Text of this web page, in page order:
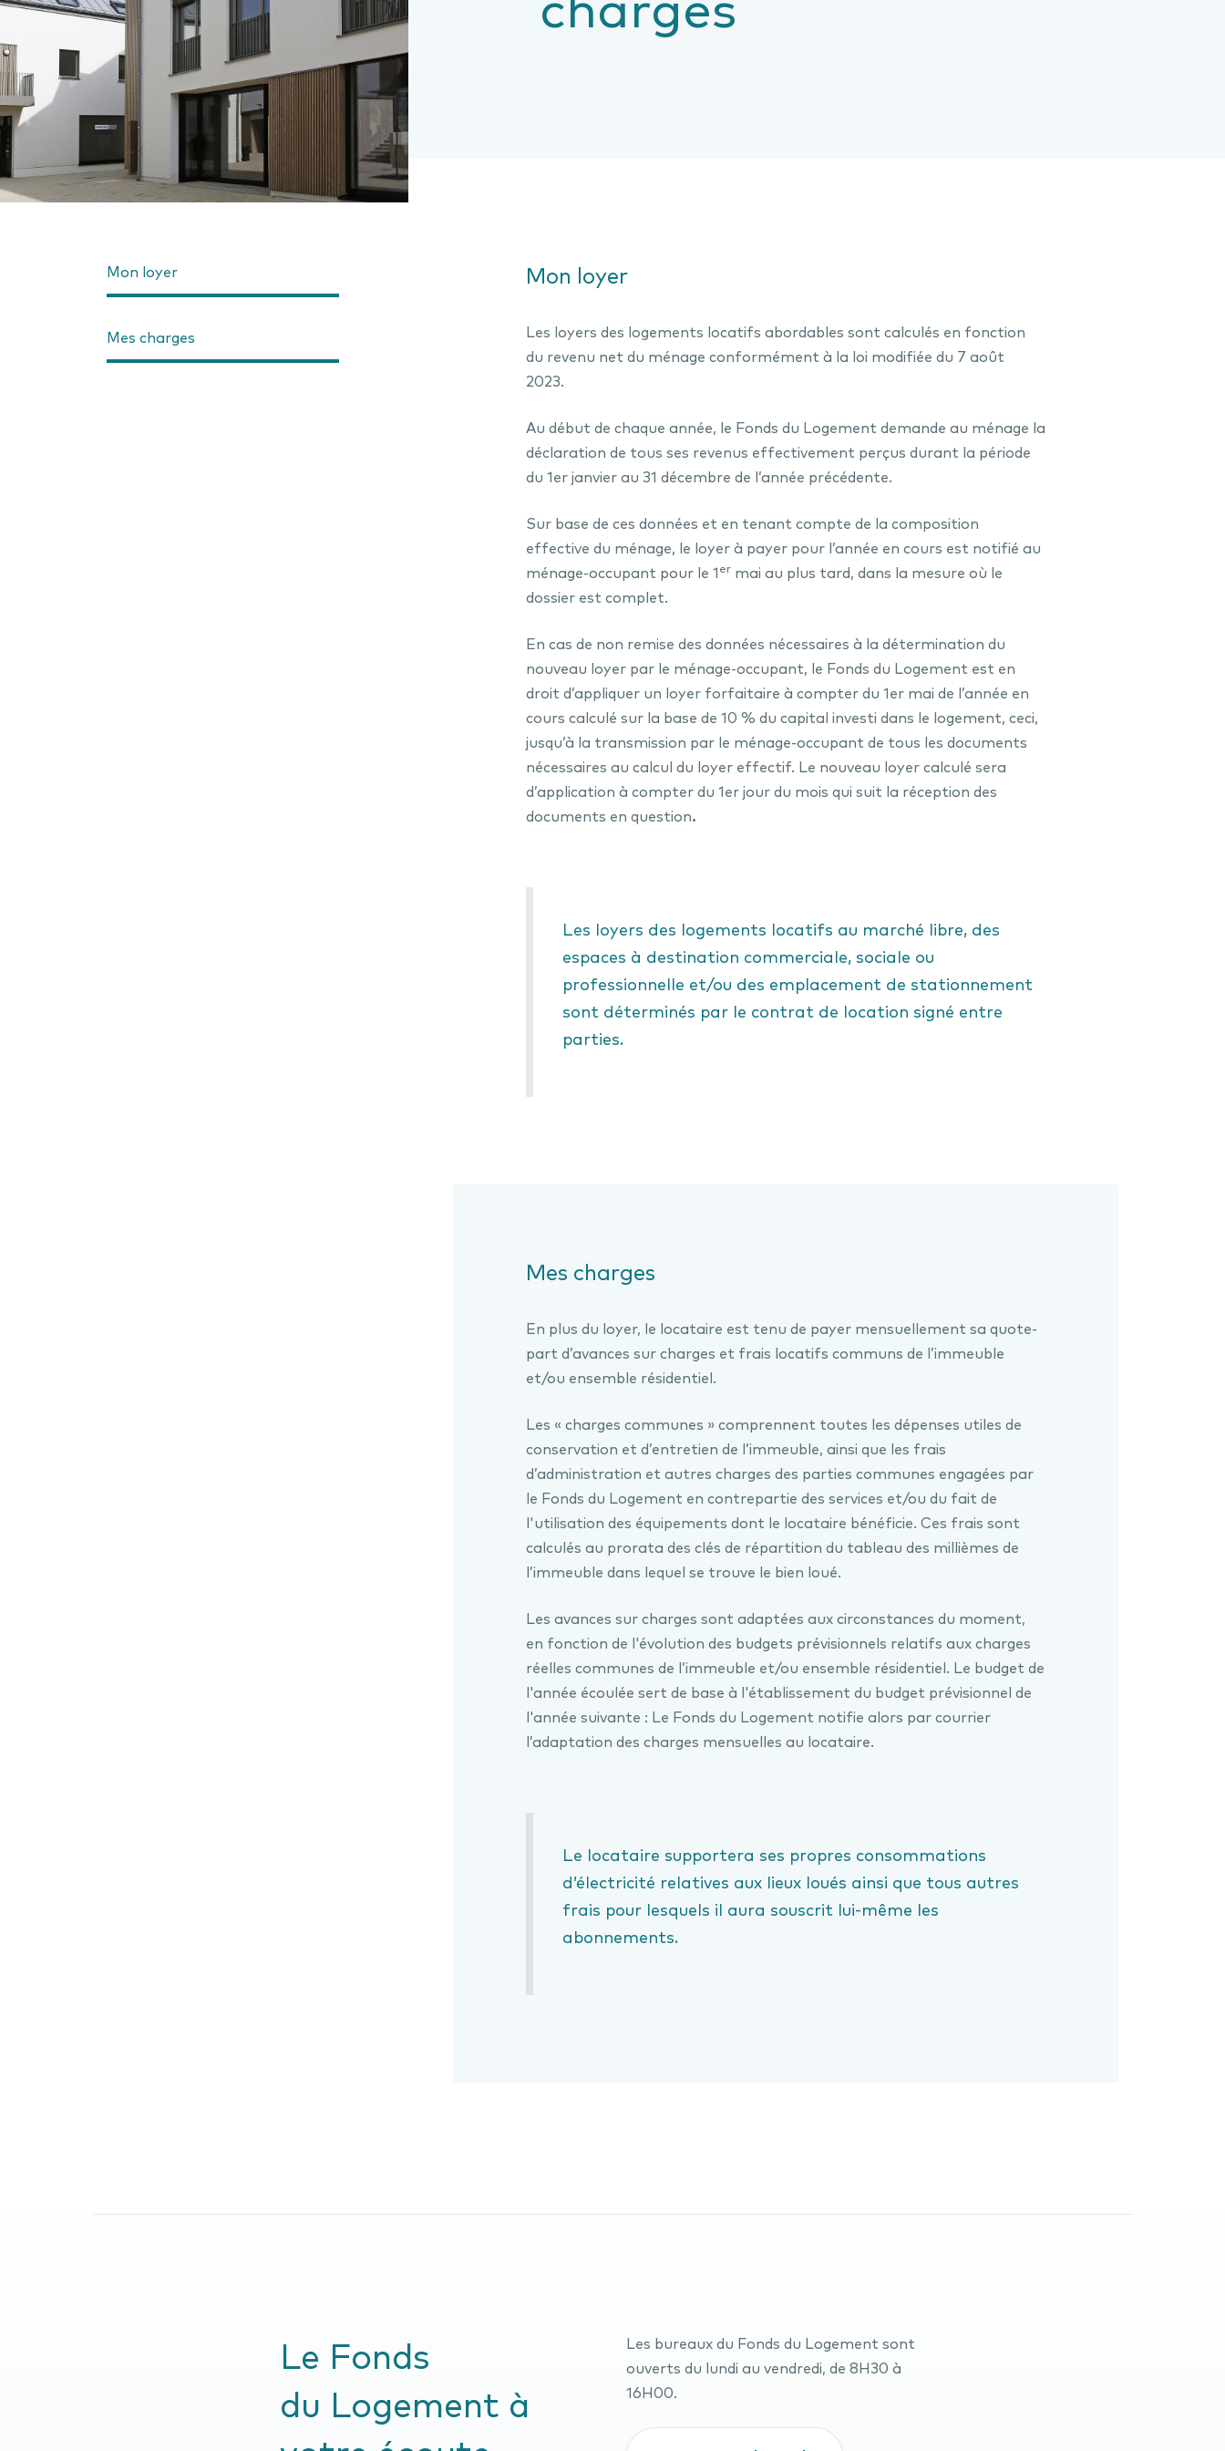
Mon loyer
Mes charges
Mon loyer
Les loyers des logements locatifs abordables sont calculés en fonction
du revenu net du ménage conformément à la loi modifiée du 7 août
2023.
Au début de chaque année, le Fonds du Logement demande au ménage la
déclaration de tous ses revenus effectivement perçus durant la période
du 1er janvier au 31 décembre de l’année précédente.
Sur base de ces données et en tenant compte de la composition
effective du ménage, le loyer à payer pour l’année en cours est notifié au
ménage-occupant pour le 1 er mai au plus tard, dans la mesure où le
dossier est complet.
En cas de non remise des données nécessaires à la détermination du
nouveau loyer par le ménage-occupant, le Fonds du Logement est en
droit d’appliquer un loyer forfaitaire à compter du 1er mai de l’année en
cours calculé sur la base de 10 % du capital investi dans le logement, ceci,
jusqu’à la transmission par le ménage-occupant de tous les documents
nécessaires au calcul du loyer effectif. Le nouveau loyer calculé sera
d’application à compter du 1er jour du mois qui suit la réception des
documents en question.
Les loyers des logements locatifs au marché libre, des
espaces à destination commerciale, sociale ou
professionnelle et/ou des emplacement de stationnement
sont déterminés par le contrat de location signé entre
parties.
Mes charges
En plus du loyer, le locataire est tenu de payer mensuellement sa quote-
part d’avances sur charges et frais locatifs communs de l’immeuble
et/ou ensemble résidentiel.
Les « charges communes » comprennent toutes les dépenses utiles de
conservation et d’entretien de l’immeuble, ainsi que les frais
d’administration et autres charges des parties communes engagées par
le Fonds du Logement en contrepartie des services et/ou du fait de
l'utilisation des équipements dont le locataire bénéficie. Ces frais sont
calculés au prorata des clés de répartition du tableau des millièmes de
l’immeuble dans lequel se trouve le bien loué.
Les avances sur charges sont adaptées aux circonstances du moment,
en fonction de l'évolution des budgets prévisionnels relatifs aux charges
réelles communes de l’immeuble et/ou ensemble résidentiel. Le budget de
l'année écoulée sert de base à l'établissement du budget prévisionnel de
l'année suivante : Le Fonds du Logement notifie alors par courrier
l’adaptation des charges mensuelles au locataire.
Le locataire supportera ses propres consommations
d’électricité relatives aux lieux loués ainsi que tous autres
frais pour lesquels il aura souscrit lui-même les
abonnements.
Le Fonds
du Logement à
Les bureaux du Fonds du Logement sont
ouverts du lundi au vendredi, de 8H30 à
16H00.